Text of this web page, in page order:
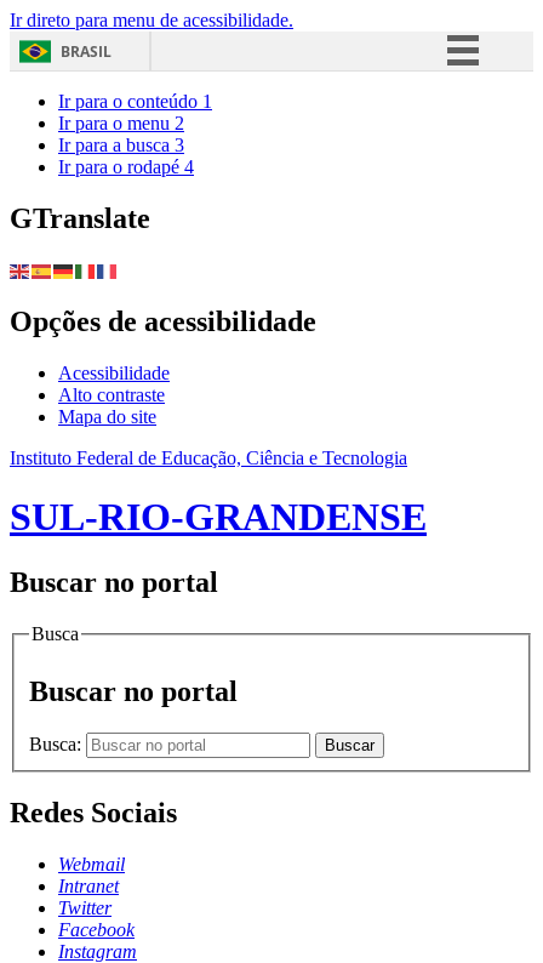
Ir direto para menu de acessibilidade.
BRASIL
Ir para o conteúdo 1
Ir para o menu 2
Ir para a busca 3
Ir para o rodapé 4
GTranslate
Opções de acessibilidade
Acessibilidade
Alto contraste
Mapa do site
Instituto Federal de Educação, Ciência e Tecnologia
SUL-RIO-GRANDENSE
Buscar no portal
Busca
Buscar no portal
Busca: Buscar
Redes Sociais
Webmail
Intranet
Twitter
Facebook
Instagram